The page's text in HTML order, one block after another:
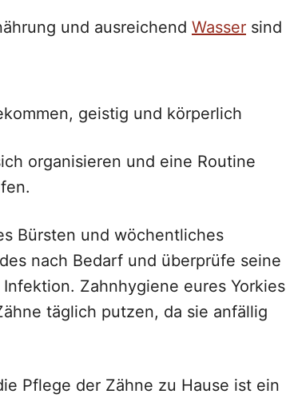
und ausreichend Wasser sind
geistig und körperlich
organisieren und eine Routine
Bürsten und wöchentliches
nach Bedarf und überprüfe seine
Zahnhygiene eures Yorkies
täglich putzen, da sie anfällig
Pflege der Zähne zu Hause ist ein